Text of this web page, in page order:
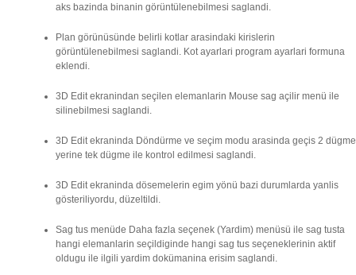
aks bazinda binanin görüntülenebilmesi saglandi.
Plan görünüsünde belirli kotlar arasindaki kirislerin
görüntülenebilmesi saglandi. Kot ayarlari program ayarlari formuna
eklendi.
3D Edit ekranindan seçilen elemanlarin Mouse sag açilir menü ile
silinebilmesi saglandi.
3D Edit ekraninda Döndürme ve seçim modu arasinda geçis 2 dügme
yerine tek dügme ile kontrol edilmesi saglandi.
3D Edit ekraninda dösemelerin egim yönü bazi durumlarda yanlis
gösteriliyordu, düzeltildi.
Sag tus menüde Daha fazla seçenek (Yardim) menüsü ile sag tusta
hangi elemanlarin seçildiginde hangi sag tus seçeneklerinin aktif
oldugu ile ilgili yardim dokümanina erisim saglandi.